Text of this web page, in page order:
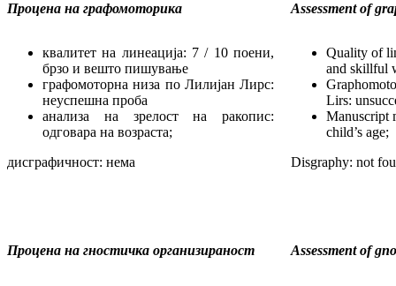
Процена на графомоторика Assessment of
квалитет на линеација: 7 / 10 поени,
брзо и вешто пишување
графомоторна низа по Лилијан Лирс:
неуспешна проба
анализа на зрелост на ракопис:
одговара на возраста;
дисграфичност: нема
Quality of
and skillful
Lirs:
Manuscript
child’s age;
Disgraphy: not
Процена на гностичка организираност Assessment of